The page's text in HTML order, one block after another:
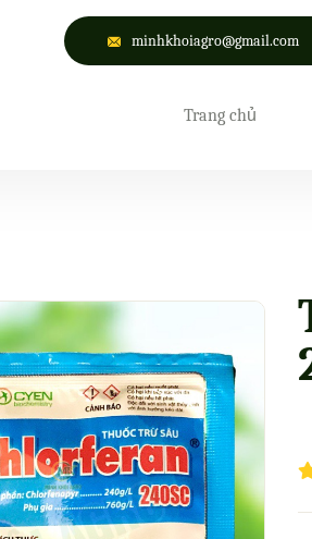
minhkhoiagro@gmail.com
Trang chủ